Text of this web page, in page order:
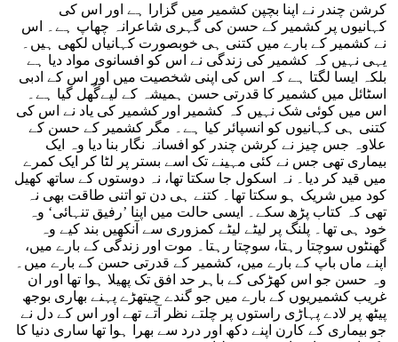
کرشن چندر نے اپنا بچپن کشمیر میں گزارا ہے اور اس کی
کہانیوں پر کشمیر کے حسن کی گہری شاعرانہ چھاپ ہے۔ اس
نے کشمیر کے بارے میں کتنی ہی خوبصورت کہانیاں لکھی ہیں۔
یہی نہیں کہ کشمیر کی زندگی نے اس کو افسانوی مواد دیا ہے
بلکہ ایسا لگتا ہے کہ اس کی اپنی شخصیت میں اور اس کے ادبی
اسٹائل میں کشمیر کا قدرتی حسن ہمیشہ کے لیےگُھل گیا ہے۔
اس میں کوئی شک نہیں کہ کشمیر اور کشمیر کی یاد نے اس کی
کتنی ہی کہانیوں کو انسپائر کیا ہے۔ مگر کشمیر کے حسن کے
علاوہ جس چیز نے کرشن چندر کو افسانہ نگار بنا دیا وہ ایک
بیماری تھی جس نے کئی مہینے تک اسے بستر پر لٹا کر ایک کمرے
میں قید کر دیا۔ نہ اسکول جا سکتا تھا، نہ دوستوں کے ساتھ کھیل
کود میں شریک ہو سکتا تھا۔ کتنے ہی دن تو اتنی طاقت بھی نہ
تھی کہ کتاب پڑھ سکے۔ ایسی حالت میں اپنا ’رفیق تنہائی‘ وہ
خود ہی تھا۔ پلنگ پر لیٹے لیٹے کمزوری سے آنکھیں بند کیے وہ
گھنٹوں سوچتا رہتا، سوچتا رہتا۔ موت اور زندگی کے بارے میں،
اپنے ماں باپ کے بارے میں، کشمیر کے قدرتی حسن کے بارے میں۔
وہ حسن جو اس کھڑکی کے باہر حد افق تک پھیلا ہوا تھا اور ان
غریب کشمیریوں کے بارے میں جو گندے چیتھڑے پہنے بھاری بوجھ
پیٹھ پر لادے پہاڑی راستوں پر چلتے نظر آتے تھے اور اس کے دل نے
جو بیماری کے کارن اپنے دکھ اور درد سے بھرا ہوا تھا ساری دنیا کا